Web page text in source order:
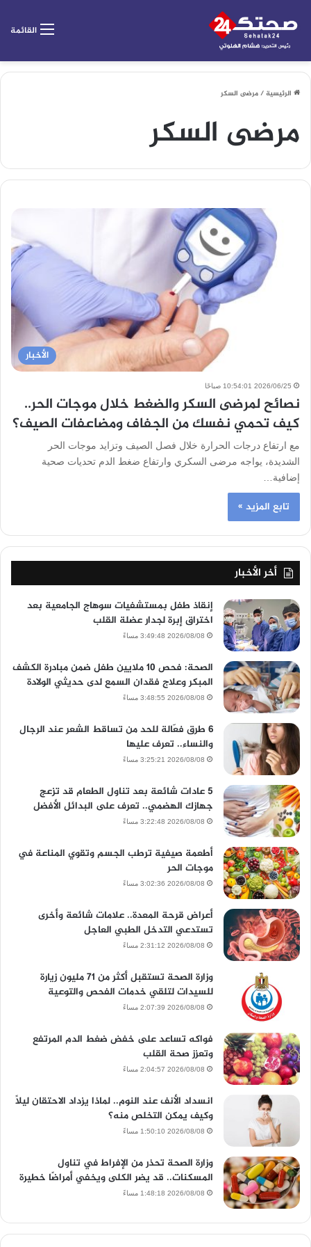
القائمة
الرئيسية/مرضى السكر
مرضى السكر
الأخبار
2026/06/25 10:54:01 صباحًا
نصائح لمرضى السكر والضغط خلال موجات الحر..
كيف تحمي نفسك من الجفاف ومضاعفات الصيف؟
مع ارتفاع درجات الحرارة خلال فصل الصيف وتزايد موجات الحر
الشديدة، يواجه مرضى السكري وارتفاع ضغط الدم تحديات صحية
إضافية…
تابع المزيد »
أخر الأخبار
إنقاذ طفل بمستشفيات سوهاج الجامعية بعد
اختراق إبرة لجدار عضلة القلب
2026/08/08 3:49:48 مساءً
الصحة: فحص 10 ملايين طفل ضمن مبادرة الكشف
المبكر وعلاج فقدان السمع لدى حديثي الولادة
2026/08/08 3:48:55 مساءً
6 طرق فعّالة للحد من تساقط الشعر عند الرجال
والنساء.. تعرف عليها
2026/08/08 3:25:21 مساءً
5 عادات شائعة بعد تناول الطعام قد تزعج
جهازك الهضمي.. تعرف على البدائل الأفضل
2026/08/08 3:22:48 مساءً
أطعمة صيفية ترطب الجسم وتقوي المناعة في
موجات الحر
2026/08/08 3:02:36 مساءً
أعراض قرحة المعدة.. علامات شائعة وأخرى
تستدعي التدخل الطبي العاجل
2026/08/08 2:31:12 مساءً
وزارة الصحة تستقبل أكثر من 71 مليون زيارة
للسيدات لتلقي خدمات الفحص والتوعية
2026/08/08 2:07:39 مساءً
فواكه تساعد على خفض ضغط الدم المرتفع
وتعزز صحة القلب
2026/08/08 2:04:57 مساءً
انسداد الأنف عند النوم.. لماذا يزداد الاحتقان ليلًا
وكيف يمكن التخلص منه؟
2026/08/08 1:50:10 مساءً
وزارة الصحة تحذر من الإفراط في تناول
المسكنات.. قد يضر الكلى ويخفي أمراضًا خطيرة
2026/08/08 1:48:18 مساءً